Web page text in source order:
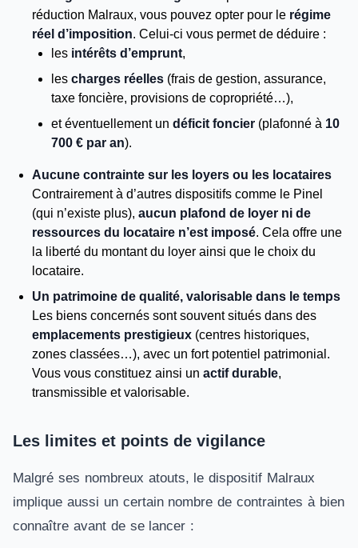
réduction Malraux, vous pouvez opter pour le régime
réel d’imposition. Celui-ci vous permet de déduire :
les intérêts d’emprunt,
les charges réelles (frais de gestion, assurance,
taxe foncière, provisions de copropriété…),
et éventuellement un déficit foncier (plafonné à 10
700 € par an).
Aucune contrainte sur les loyers ou les locataires
Contrairement à d’autres dispositifs comme le Pinel
(qui n’existe plus), aucun plafond de loyer ni de
ressources du locataire n’est imposé. Cela offre une
la liberté du montant du loyer ainsi que le choix du
locataire.
Un patrimoine de qualité, valorisable dans le temps
Les biens concernés sont souvent situés dans des
emplacements prestigieux (centres historiques,
zones classées…), avec un fort potentiel patrimonial.
Vous vous constituez ainsi un actif durable,
transmissible et valorisable.
Les limites et points de vigilance
Malgré ses nombreux atouts, le dispositif Malraux
implique aussi un certain nombre de contraintes à bien
connaître avant de se lancer :